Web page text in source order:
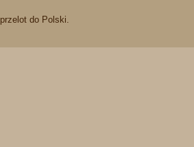
do Polski.